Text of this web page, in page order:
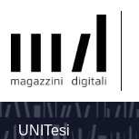
UNITesi